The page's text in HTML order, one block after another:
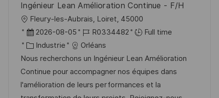
i
o
i
c
h
g
e
e
d
u
p
o
s
t
e
Ingénieur Lean Amélioration Continue - F/H
o
c
a
l
i
Fleury-les-Aubrais, Loiret, 45000
D
a
t
e
d
2026-08-05
R
é
f
é
r
R0334482
Full time
C
a
t
é
Industrie
Orléans
Nous recherchons un Ingénieur Lean Amélioration
Continue pour accompagner nos équipes dans
l'amélioration de leurs performances et la